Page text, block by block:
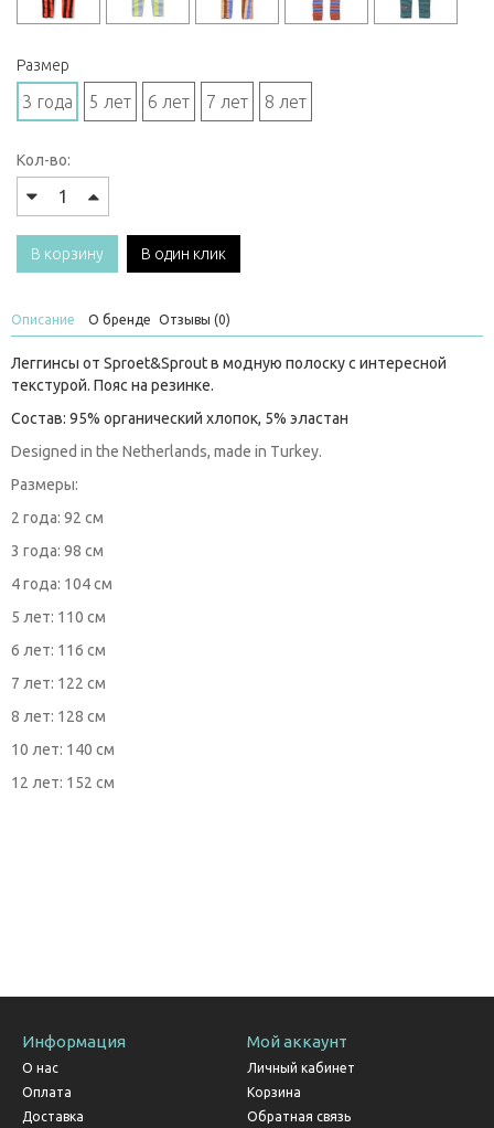
Размер
3 года 5 лет 6 лет 7 лет 8 лет
Кол-во:
В корзину В один клик
Описание О бренде Отзывы (0)
Леггинсы от Sproet&Sprout в модную полоску с интересной
текстурой. Пояс на резинке.
Состав: 95% органический хлопок, 5% эластан
Designed in the Netherlands, made in Turkey.
Размеры:
2 года: 92 см
3 года: 98 см
4 года: 104 см
5 лет: 110 см
6 лет: 116 см
7 лет: 122 см
8 лет: 128 см
10 лет: 140 см
12 лет: 152 см
Информация
О нас
Оплата
Доставка
Мой аккаунт
Личный кабинет
Корзина
Обратная связь